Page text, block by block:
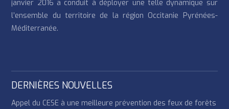
janvier 2016 a conduit à déployer une telle dynamique sur
l’ensemble du territoire de la région Occitanie Pyrénées-
Méditerranée.
DERNIÈRES NOUVELLES
Appel du CESE à une meilleure prévention des feux de forêts